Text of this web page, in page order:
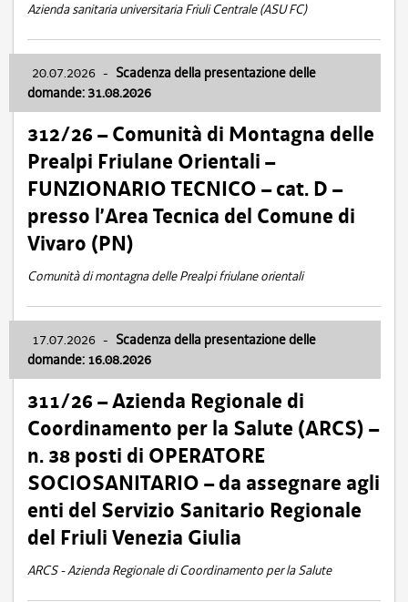
Azienda sanitaria universitaria Friuli Centrale (ASU FC)
20.07.2026 - Scadenza della presentazione delle
domande: 31.08.2026
312/26 – Comunità di Montagna delle
Prealpi Friulane Orientali –
FUNZIONARIO TECNICO – cat. D –
presso l’Area Tecnica del Comune di
Vivaro (PN)
Comunità di montagna delle Prealpi friulane orientali
17.07.2026 - Scadenza della presentazione delle
domande: 16.08.2026
311/26 – Azienda Regionale di
Coordinamento per la Salute (ARCS) –
n. 38 posti di OPERATORE
SOCIOSANITARIO – da assegnare agli
enti del Servizio Sanitario Regionale
del Friuli Venezia Giulia
ARCS - Azienda Regionale di Coordinamento per la Salute